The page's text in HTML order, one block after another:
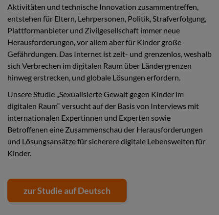
Aktivitäten und technische Innovation zusammentreffen,
entstehen für Eltern, Lehrpersonen, Politik, Strafverfolgung,
Plattformanbieter und Zivilgesellschaft immer neue
Herausforderungen, vor allem aber für Kinder große
Gefährdungen. Das Internet ist zeit- und grenzenlos, weshalb
sich Verbrechen im digitalen Raum über Ländergrenzen
hinweg erstrecken, und globale Lösungen erfordern.
Unsere Studie „Sexualisierte Gewalt gegen Kinder im
digitalen Raum“ versucht auf der Basis von Interviews mit
internationalen Expertinnen und Experten sowie
Betroffenen eine Zusammenschau der Herausforderungen
und Lösungsansätze für sicherere digitale Lebenswelten für
Kinder.
zur Studie auf Deutsch